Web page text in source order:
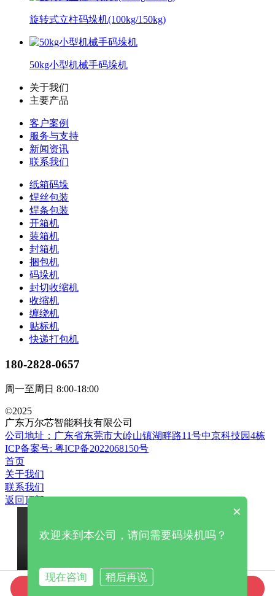
旋转式立柱码垛机(100kg/150kg)
50kg小型机械手码垛机
关于我们
主要产品
客户案例
服务与支持
新闻资讯
联系我们
纸箱码垛
焊丝包装
焊条包装
开箱机
装箱机
封箱机
捆包机
码垛机
封切收缩机
收缩机
缠绕机
贴标机
快递打包机
180-2828-0657
周一至周日 8:00-18:00
©2025
广东万尔芯智能科技有限公司
公司地址：广东省东莞市大岭山镇湖畔路11号中京科技园4栋
ICP备案号: 粤ICP备2022068150号
首页
关于我们
联系我们
返回顶部
×
欢迎来到本公司，请问需要码垛机吗？
现在咨询
稍后再说
在线咨询